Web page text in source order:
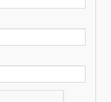
pais podem investir
de Aprendizagem
reúne